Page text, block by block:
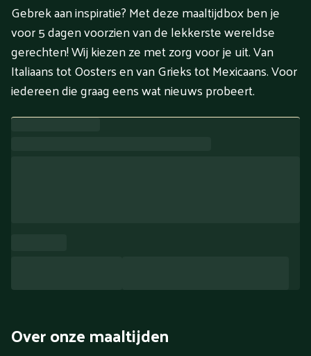
Gebrek aan inspiratie? Met deze maaltijdbox ben je
voor 5 dagen voorzien van de lekkerste wereldse
gerechten! Wij kiezen ze met zorg voor je uit. Van
Italiaans tot Oosters en van Grieks tot Mexicaans. Voor
iedereen die graag eens wat nieuws probeert.
Over onze maaltijden